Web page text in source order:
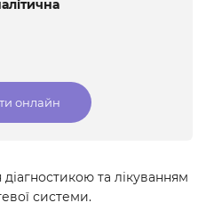
онлайн
та лікуванням
системи.